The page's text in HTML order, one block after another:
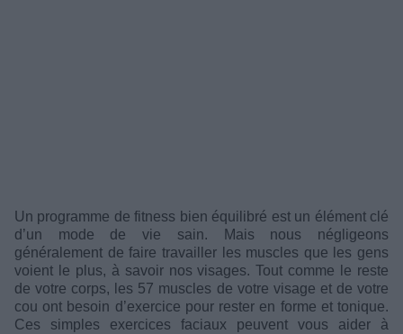
Un programme de fitness bien équilibré est un élément clé
d’un mode de vie sain. Mais nous négligeons
généralement de faire travailler les muscles que les gens
voient le plus, à savoir nos visages. Tout comme le reste
de votre corps, les 57 muscles de votre visage et de votre
cou ont besoin d’exercice pour rester en forme et tonique.
Ces simples exercices faciaux peuvent vous aider à